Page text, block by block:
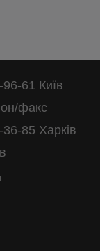
61 Київ
факс
85 Харків